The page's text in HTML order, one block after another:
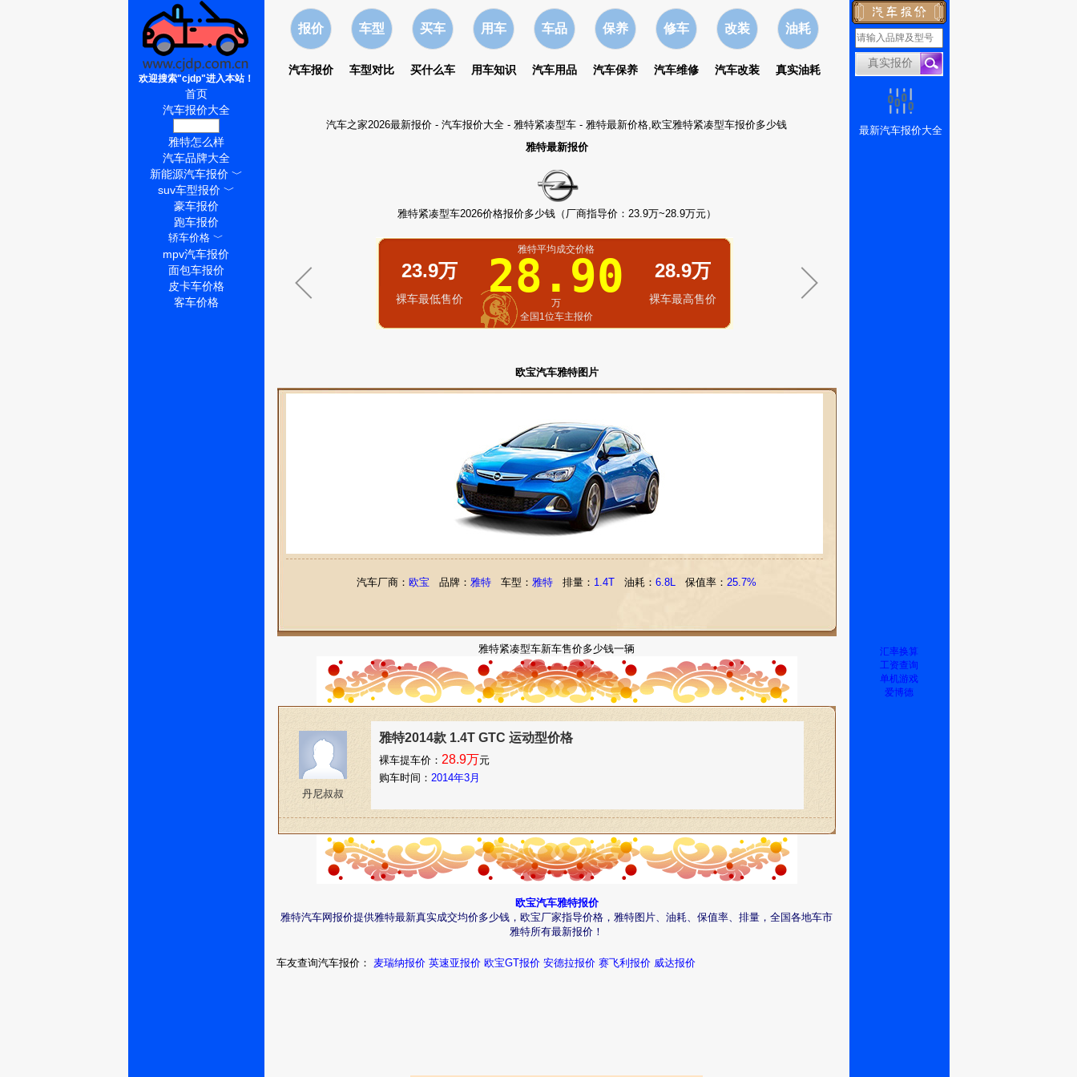
报价
汽车报价
车型
车型对比
买车
买什么车
用车
用车知识
车品
汽车用品
保养
汽车保养
修车
汽车维修
改装
汽车改装
油耗
真实油耗
汽车之家2026最新报价 - 汽车报价大全 - 雅特紧凑型车 - 雅特最新价格,欧宝雅特紧凑型车报价多少钱
雅特最新报价
雅特紧凑型车2026价格报价多少钱（厂商指导价：23.9万~28.9万元）
23.9万
裸车最低售价
雅特平均成交价格
28.90
万
全国1位车主报价
28.9万
裸车最高售价
欧宝汽车雅特图片
汽车厂商： 欧宝 品牌： 雅特 车型： 雅特 排量： 1.4T 油耗： 6.8L 保值率： 25.7%
雅特紧凑型车新车售价多少钱一辆
丹尼叔叔
雅特2014款 1.4T GTC 运动型价格
裸车提车价： 28.9万元
购车时间： 2014年3月
欧宝汽车雅特报价
雅特汽车网报价提供雅特最新真实成交均价多少钱，欧宝厂家指导价格，雅特图片、油耗、保值率、排量，全国各地车市
雅特所有最新报价！
车友查询汽车报价： 麦瑞纳报价 英速亚报价 欧宝GT报价 安德拉报价 赛飞利报价 威达报价
欢迎搜索"cjdp"进入本站！
首页
汽车报价大全
雅特怎么样
汽车品牌大全
新能源汽车报价﹀
suv车型报价﹀
豪车报价
跑车报价
轿车价格 ﹀
mpv汽车报价
面包车报价
皮卡车价格
客车价格
最新汽车报价大全
汇率换算
工资查询
单机游戏
爱博德